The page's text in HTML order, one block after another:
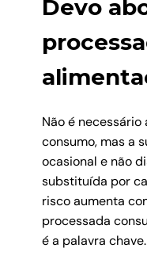
Devo
Não é
consumo, mas a
ocasional e não
substituída por
risco aumenta
processada
é a palavra chave.